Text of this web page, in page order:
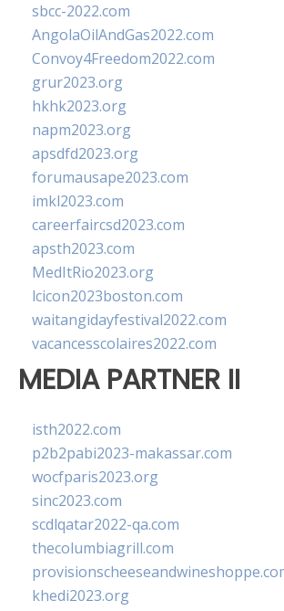
sbcc-2022.com
AngolaOilAndGas2022.com
Convoy4Freedom2022.com
grur2023.org
hkhk2023.org
napm2023.org
apsdfd2023.org
forumausape2023.com
imkl2023.com
careerfaircsd2023.com
apsth2023.com
MedItRio2023.org
lcicon2023boston.com
waitangidayfestival2022.com
vacancesscolaires2022.com
MEDIA PARTNER II
isth2022.com
p2b2pabi2023-makassar.com
wocfparis2023.org
sinc2023.com
scdlqatar2022-qa.com
thecolumbiagrill.com
khedi2023.org